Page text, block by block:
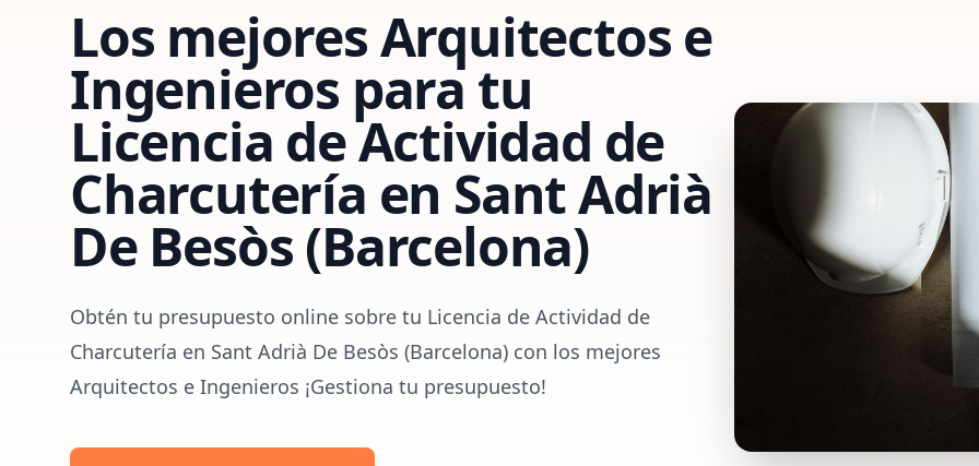
Los mejores Arquitectos e
Ingenieros para tu
Licencia de Actividad de
Charcutería en Sant Adrià
De Besòs (Barcelona)
Obtén tu presupuesto online sobre tu Licencia de Actividad de
Charcutería en Sant Adrià De Besòs (Barcelona) con los mejores
Arquitectos e Ingenieros ¡Gestiona tu presupuesto!